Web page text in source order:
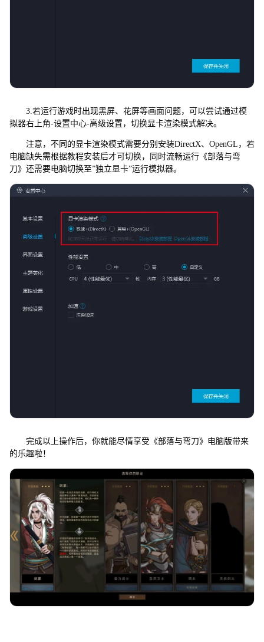
3.若运行游戏时出现黑屏、花屏等画面问题，可以尝试通过模
拟器右上角-设置中心-高级设置，切换显卡渲染模式解决。
注意，不同的显卡渲染模式需要分别安装DirectX、OpenGL，若
电脑缺失需根据教程安装后才可切换，同时流畅运行《部落与弯
刀》还需要电脑切换至”独立显卡”运行模拟器。
完成以上操作后，你就能尽情享受《部落与弯刀》电脑版带来
的乐趣啦！